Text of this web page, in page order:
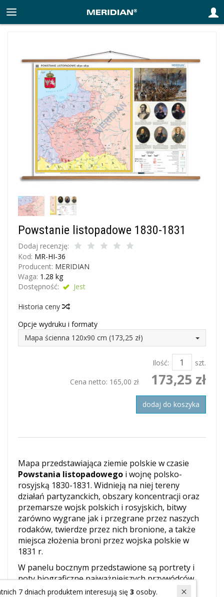
Powstanie listopadowe 1830-1831
Dodaj recenzję:
Kod: MR-HI-36
Producent: MERIDIAN
Waga: 1.28 kg
Dostępność:
Jest
Historia ceny
Opcje wydruku i formaty
Mapa ścienna 120x90 cm (173,25 zł)
Ilość:
szt.
Cena netto: 165,00 zł 173,25 zł
dodaj do koszyka
Mapa przedstawiająca ziemie polskie w czasie
Powstania listopadowego i wojnę polsko-
rosyjską 1830-1831. Widnieją na niej tereny
działań partyzanckich, obszary koncentracji oraz
przemarsze wojsk polskich i rosyjskich, bitwy
zarówno wygrane jak i przegrane przez naszych
rodaków, twierdze przez nich bronione, a także
miejsca złożenia broni przez wojska polskie w
1831 r.
W panelu bocznym przedstawione są portrety i
noty biograficzne najważniejszych przywódców
tamtych czasów.
W ostatnich 7 dniach produktem interesują się osoby.